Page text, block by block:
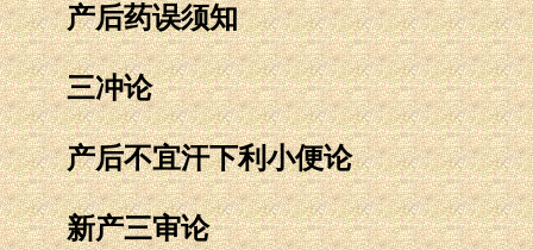
产后药误须知
三冲论
产后不宜汗下利小便论
新产三审论